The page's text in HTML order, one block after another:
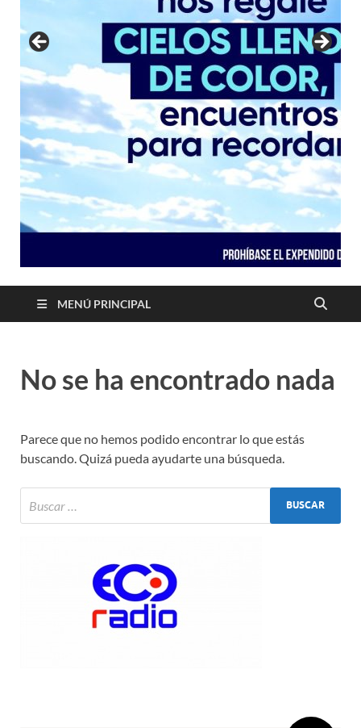
MENÚ PRINCIPAL
No se ha encontrado nada
Parece que no hemos podido encontrar lo que estás
buscando. Quizá pueda ayudarte una búsqueda.